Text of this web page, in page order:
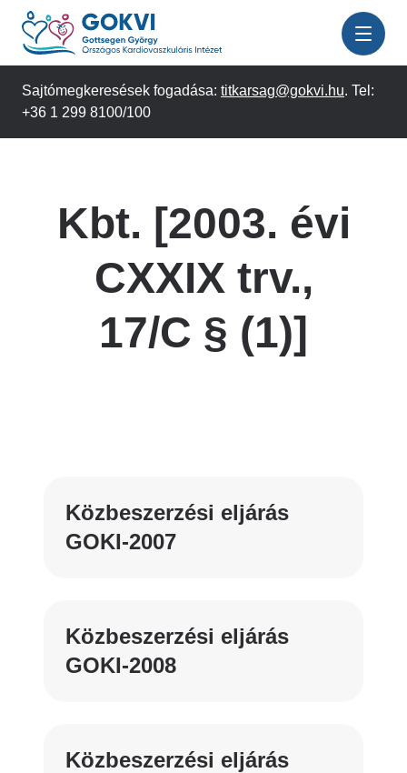
Ugrás
tartalomra
Sajtómegkeresések fogadása: titkarsag@gokvi.hu. Tel:
+36 1 299 8100/100
Kbt. [2003. évi
CXXIX trv.,
17/C § (1)]
Közbeszerzési eljárás
GOKI-2007
Közbeszerzési eljárás
GOKI-2008
Közbeszerzési eljárás